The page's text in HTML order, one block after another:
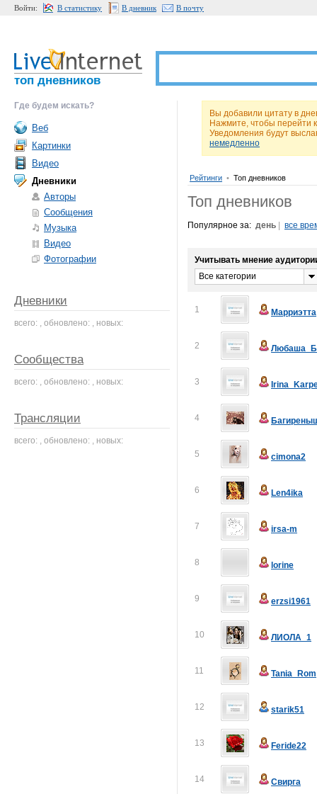
Войти: В статистику В дневник В почту
топ дневников
Вы добавили цитату в
Нажмите, чтобы перейти
Уведомления будут
немедленно
Рейтинги • Топ дневников
Топ дневников
Популярное за: день все
Учитывать мнение
Все категории
1 Марриэтта
2
3
4
5 cimona2
6 Len4ika
7 irsa-m
8 lorine
9 erzsi1961
10 ЛИОЛА_1
11 Tania_Rom
12 starik51
13 Feride22
14 Свирга
Где будем искать?
Веб
Картинки
Видео
Дневники
Авторы
Сообщения
Музыка
Видео
Фотографии
Дневники
всего: , обновлено: , новых:
Сообщества
всего: , обновлено: , новых:
Трансляции
всего: , обновлено: , новых: